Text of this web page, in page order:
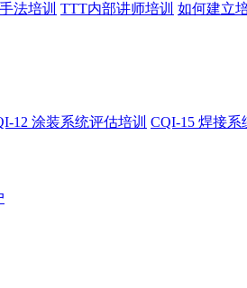
法培训 TTT内部讲师培训 如何建立
12 涂装系统评估培训 CQI-15 焊接系